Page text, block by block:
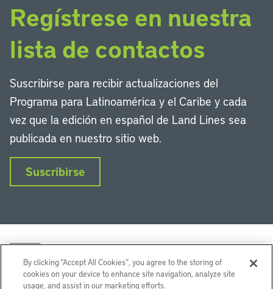
Regístrese en nuestra
lista de contactos
Suscribirse para recibir actualizaciones del
Programa para Latinoamérica y el Caribe y cada
vez que la edición en español de Land Lines sea
publicada en nuestro sitio web.
Suscribirse
By clicking “Accept All Cookies”, you agree to the storing of
cookies on your device to enhance site navigation, analyze site
usage, and assist in our marketing efforts.